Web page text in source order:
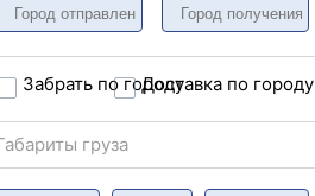
Забрать по городуДоставка по городу
груза